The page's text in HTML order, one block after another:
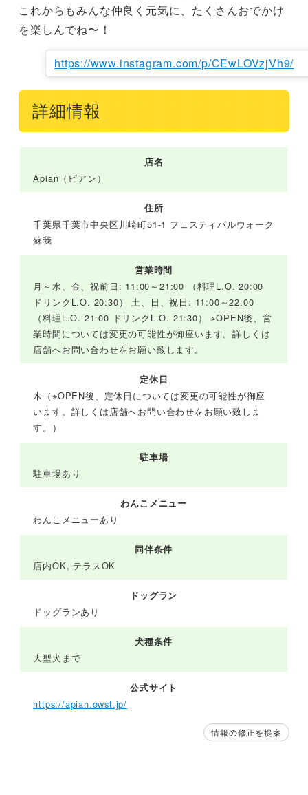
これからもみんな仲良く元気に、たくさんおでかけ
を楽しんでね〜！
https://www.instagram.com/p/CEwLOVzjVh9/
詳細情報
店名
Apian（ピアン）
住所
千葉県千葉市中央区川崎町51-1 フェスティバルウォーク
蘇我
営業時間
月～水、金、祝前日: 11:00～21:00 （料理L.O. 20:00
ドリンクL.O. 20:30） 土、日、祝日: 11:00～22:00
（料理L.O. 21:00 ドリンクL.O. 21:30） ※OPEN後、営
業時間については変更の可能性が御座います。詳しくは
店舗へお問い合わせをお願い致します。
定休日
木（※OPEN後、定休日については変更の可能性が御座
います。詳しくは店舗へお問い合わせをお願い致しま
す。）
駐車場
駐車場あり
わんこメニュー
わんこメニューあり
同伴条件
店内OK, テラスOK
ドッグラン
ドッグランあり
犬種条件
大型犬まで
公式サイト
https://apian.owst.jp/
情報の修正を提案